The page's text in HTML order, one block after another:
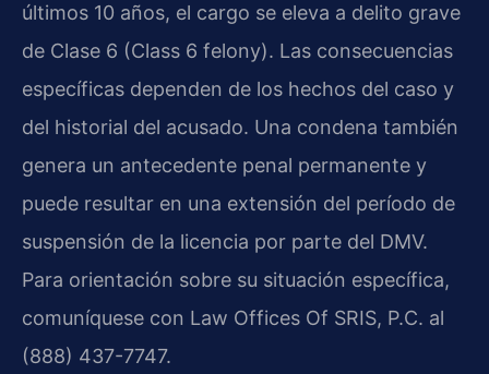
últimos 10 años, el cargo se eleva a delito grave
de Clase 6 (Class 6 felony). Las consecuencias
específicas dependen de los hechos del caso y
del historial del acusado. Una condena también
genera un antecedente penal permanente y
puede resultar en una extensión del período de
suspensión de la licencia por parte del DMV.
Para orientación sobre su situación específica,
comuníquese con Law Offices Of SRIS, P.C. al
(888) 437-7747.